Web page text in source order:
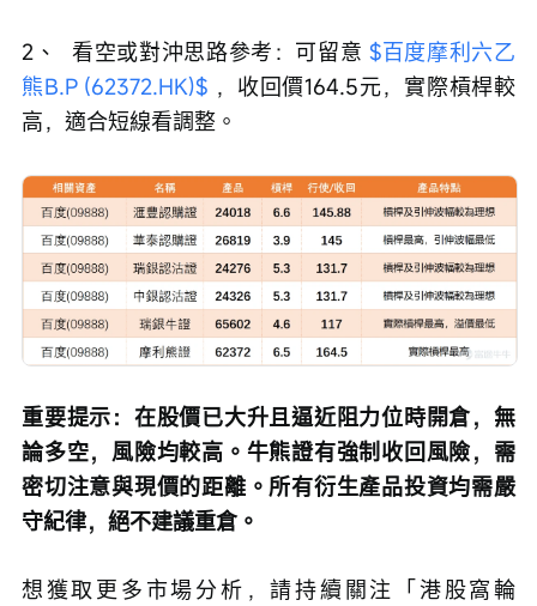
2、	看空或對沖思路參考：可留意 $百度摩利六乙
熊B.P (62372.HK)$ ，收回價164.5元，實際槓桿較
高，適合短線看調整。
重要提示：在股價已大升且逼近阻力位時開倉，無
論多空，風險均較高。牛熊證有強制收回風險，需
密切注意與現價的距離。所有衍生產品投資均需嚴
守紀律，絕不建議重倉。
想獲取更多市場分析，請持續關注「港股窩輪